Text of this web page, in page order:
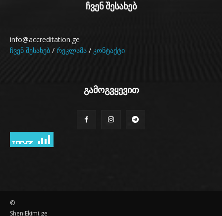
ჩვენ შესახებ
info@accreditation.ge
ჩვენ შესახებ / რეკლამა / კონტაქტი
გამოგვყევით
©
SheniEkimi.ge